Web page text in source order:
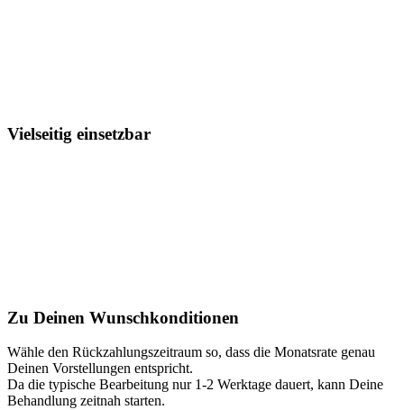
Vielseitig einsetzbar
Zu Deinen Wunsch­konditionen
Wähle den Rückzahlungszeitraum so, dass die Monatsrate genau
Deinen Vorstellungen entspricht.
Da die typische Bearbeitung nur 1-2 Werktage dauert, kann Deine
Behandlung zeitnah starten.